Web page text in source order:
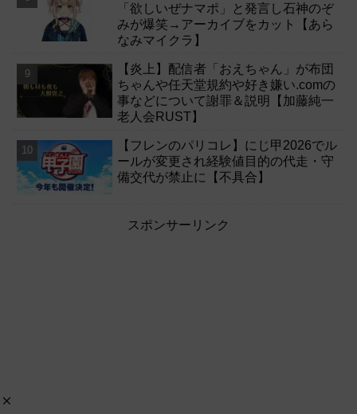
「欲しいぜナマポ」と発言し石神のぞ
みが爆笑→アーカイブをカット【あら
なみマイクラ】
【炎上】配信者「おえちゃん」が布団
ちゃんや任天堂規約や好き嫌い.comの
事などについて謝罪＆説明【加藤純一
老人会RUST】
【フレンのパリコレ】にじ甲2026でル
ールが変更され経験値目的の代走・守
備交代が禁止に【不具合】
スポンサーリンク